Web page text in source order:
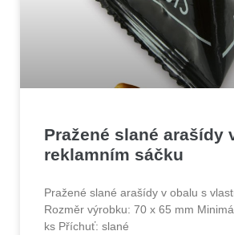
Pražené slané arašídy
reklamním sáčku
Pražené slané arašídy v obalu s
Rozměr výrobku: 70 x 65 mm
ks Příchuť: slané